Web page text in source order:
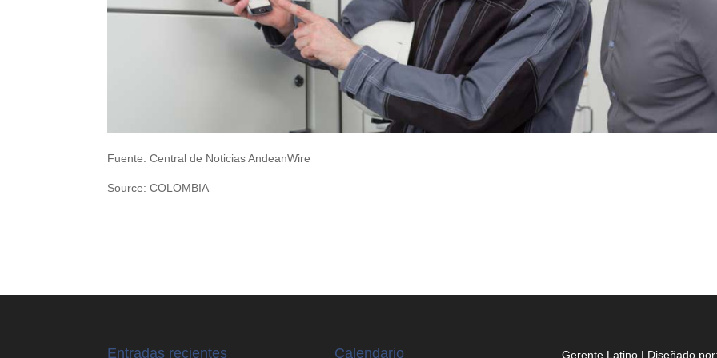
Fuente: Central de Noticias AndeanWire
Source: COLOMBIA
Entradas recientes Calendario Gerente Latino | Diseñado